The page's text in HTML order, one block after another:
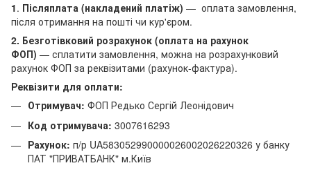
1. Післяплата (накладений платіж) — оплата замовлення,
після отримання на пошті чи кур'єром.
2. Безготівковий розрахунок (оплата на рахунок
ФОП) — сплатити замовлення, можна на розрахунковий
рахунок ФОП за реквізитами (рахунок-фактура).
Реквізити для оплати:
Отримувач: ФОП Редько Сергій Леонідович
Код отримувача: 3007616293
Рахунок: п/р UA583052990000026002026220326 у банку
ПАТ "ПРИВАТБАНК" м.Київ